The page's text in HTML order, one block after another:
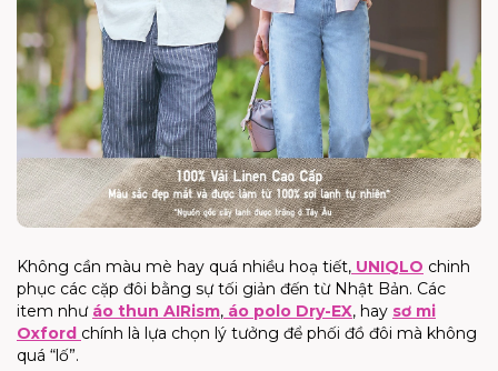
Không cần màu mè hay quá nhiều hoạ tiết, UNIQLO chinh
phục các cặp đôi bằng sự tối giản đến từ Nhật Bản. Các
item như áo thun AIRism, áo polo Dry-EX, hay sơ mi
Oxford chính là lựa chọn lý tưởng để phối đồ đôi mà không
quá “lố”.